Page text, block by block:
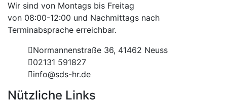
Wir sind von Montags bis Freitag
von 08:00-12:00 und Nachmittags nach
Terminabsprache erreichbar.
Normannenstraße 36, 41462 Neuss
02131 591827
info@sds-hr.de
Nützliche Links